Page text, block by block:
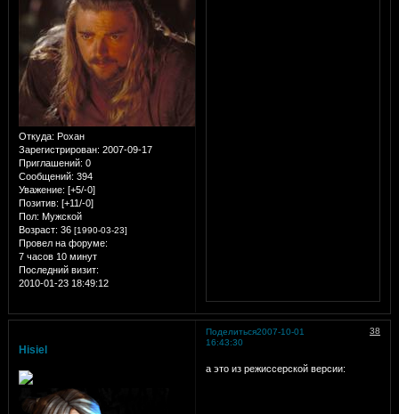
Откуда: Рохан
Зарегистрирован: 2007-09-17
Приглашений: 0
Сообщений: 394
Уважение: [+5/-0]
Позитив: [+11/-0]
Пол: Мужской
Возраст: 36 [1990-03-23]
Провел на форуме:
7 часов 10 минут
Последний визит:
2010-01-23 18:49:12
Поделиться 38
2007-10-01
16:43:30
Hisiel
а это из режиссерской версии: